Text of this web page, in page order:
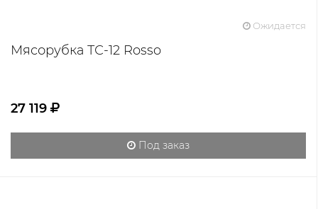
Ожидается
Мясорубка ТС-12 Rosso
27 119
Под заказ